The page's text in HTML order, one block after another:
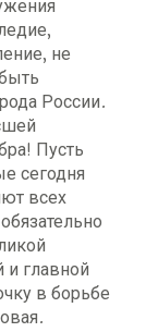
не
России.
Пусть
сегодня
всех
главной
в борьбе